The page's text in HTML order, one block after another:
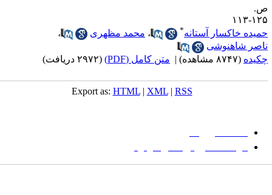
۱۱۳
خاکسار آستانه* ،محمد مظهری
،
شاهنوشی
(۸۷۴۷ مشاهده) | متن کامل (PDF) (۲۹۷۲ دریافت)
Export as:HTML |XML|RSS
دانشگاه بیرجند
مؤسسه آموزش عالی فردوس